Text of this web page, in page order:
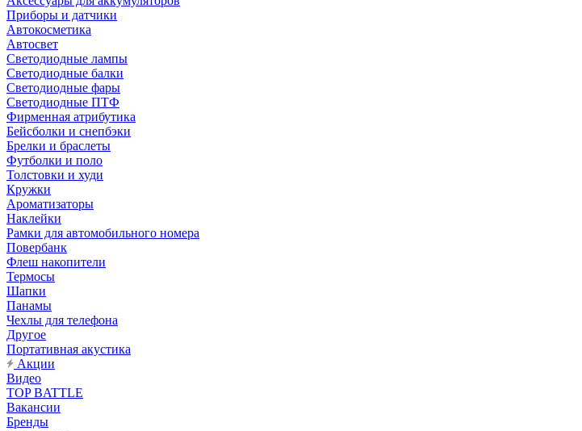
Приборы и датчики
Автокосметика
Автосвет
Светодиодные лампы
Светодиодные балки
Светодиодные фары
Светодиодные ПТФ
Фирменная атрибутика
Бейсболки и снепбэки
Брелки и браслеты
Футболки и поло
Толстовки и худи
Кружки
Ароматизаторы
Наклейки
Рамки для автомобильного номера
Повербанк
Флеш накопители
Термосы
Шапки
Панамы
Чехлы для телефона
Другое
Портативная акустика
Акции
Видео
TOP BATTLE
Вакансии
Бренды